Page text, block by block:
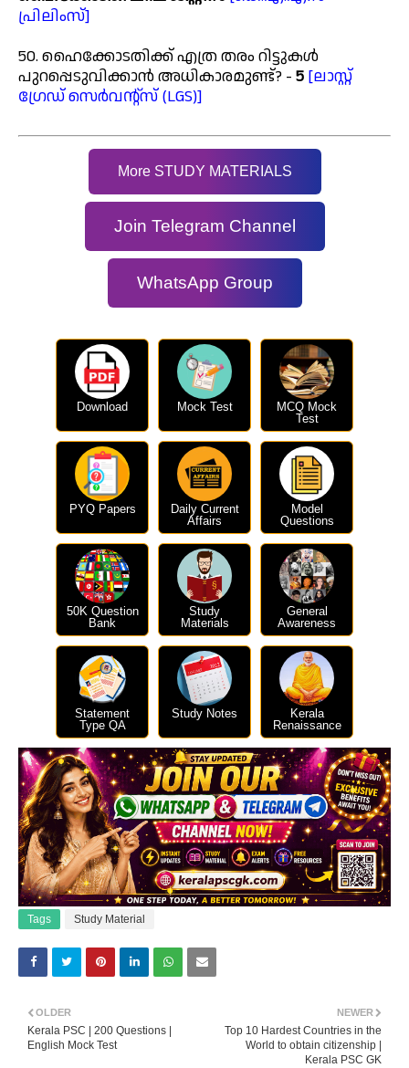
പ്രിലിംസ്]
50. ഹൈക്കോടതിക്ക് എത്ര തരം റിട്ടുകൾ
പുറപ്പെടുവിക്കാൻ അധികാരമുണ്ട്? - 5 [ലാസ്റ്റ്
ഗ്രേഡ് സെർവന്റ്സ് (LGS)]
More STUDY MATERIALS
Join Telegram Channel
WhatsApp Group
Download Mock Test
MCQ Mock
Test
PYQ Papers
Daily Current
Affairs
Model
Questions
50K Question
Bank
Study
Materials
General
Awareness
Statement
Type QA
Study Notes
Kerala
Renaissance
Tags Study Material
NEWER
Top 10 Hardest Countries in the
World to obtain citizenship |
Kerala PSC GK
OLDER
Kerala PSC | 200 Questions |
English Mock Test